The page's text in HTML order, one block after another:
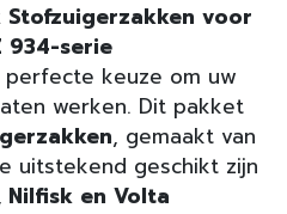
voor
934-serie
perfecte keuze om uw
werken. Dit pakket
, gemaakt van
uitstekend geschikt zijn
Nilfisk en Volta